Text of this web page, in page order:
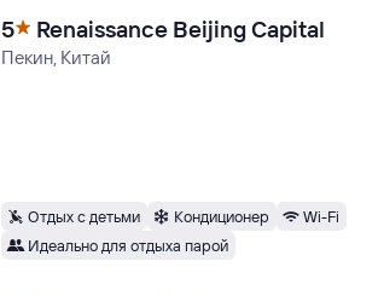
5 Renaissance Beijing Capital
Пекин, Китай
Отдых с детьми Кондиционер
Wi-Fi
Идеально для отдыха парой